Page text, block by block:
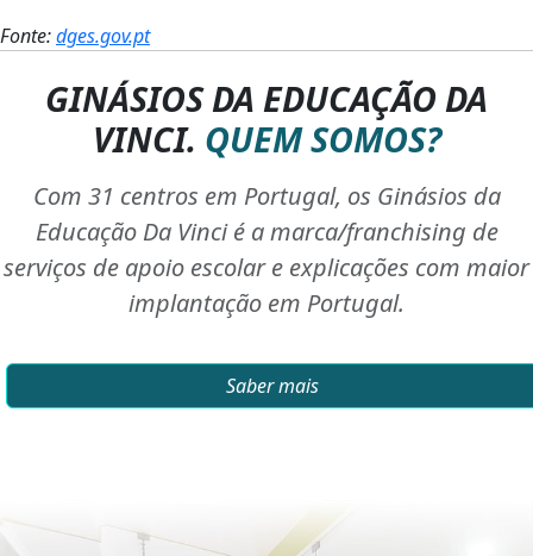
Fonte:dges.gov.pt
GINÁSIOS DA EDUCAÇÃO DA
VINCI. QUEM SOMOS?
Com 31 centros em Portugal, os Ginásios da
Educação Da Vinci é a marca/franchising de
serviços de apoio escolar e explicações com maior
implantação em Portugal.
Saber mais